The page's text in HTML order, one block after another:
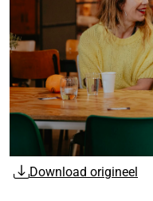
Download origineel